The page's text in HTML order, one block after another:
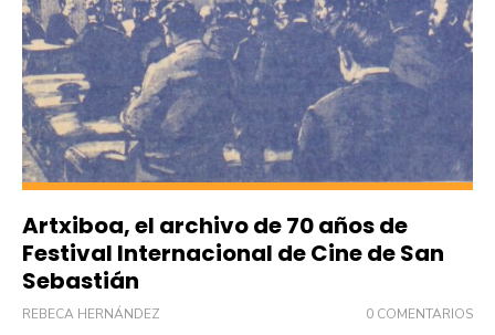
Artxiboa, el archivo de 70 años de
Festival Internacional de Cine de San
Sebastián
REBECA HERNÁNDEZ 0 COMENTARIOS